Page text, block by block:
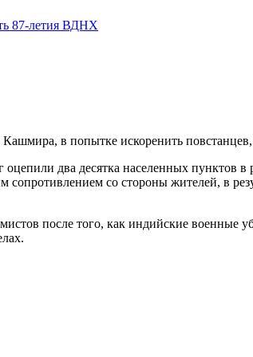
87-летия ВДНХ
в попытке искоренить
два десятка населенных пунктов
со стороны жителей, в
после того, как индийские